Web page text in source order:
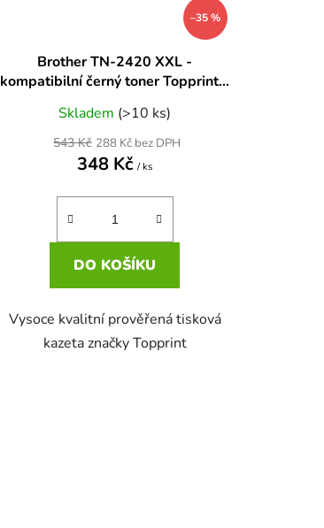
k
t
–35 %
Brother TN-2420 XXL -
kompatibilní černý toner Topprint s
Skladem (>10 ks)
288 Kč bez DPH
348 Kč/ ks
543 Kč
DO KOŠÍKU
Vysoce kvalitní prověřená tisková
kazeta značky Topprint